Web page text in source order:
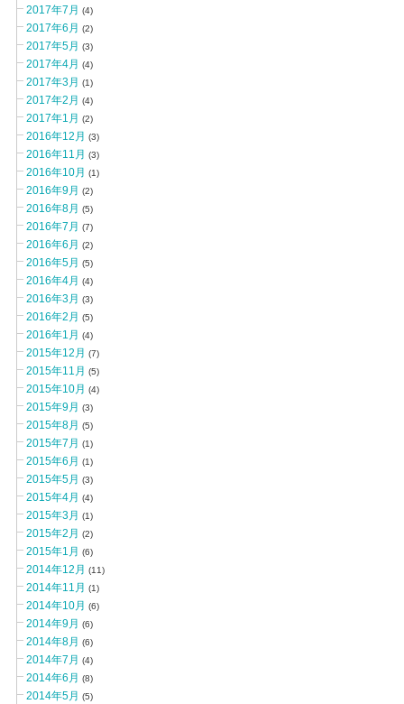
2017年7月 (4)
2017年6月 (2)
2017年5月 (3)
2017年4月 (4)
2017年3月 (1)
2017年2月 (4)
2017年1月 (2)
2016年12月 (3)
2016年11月 (3)
2016年10月 (1)
2016年9月 (2)
2016年8月 (5)
2016年7月 (7)
2016年6月 (2)
2016年5月 (5)
2016年4月 (4)
2016年3月 (3)
2016年2月 (5)
2016年1月 (4)
2015年12月 (7)
2015年11月 (5)
2015年10月 (4)
2015年9月 (3)
2015年8月 (5)
2015年7月 (1)
2015年6月 (1)
2015年5月 (3)
2015年4月 (4)
2015年3月 (1)
2015年2月 (2)
2015年1月 (6)
2014年12月 (11)
2014年11月 (1)
2014年10月 (6)
2014年9月 (6)
2014年8月 (6)
2014年7月 (4)
2014年6月 (8)
2014年5月 (5)